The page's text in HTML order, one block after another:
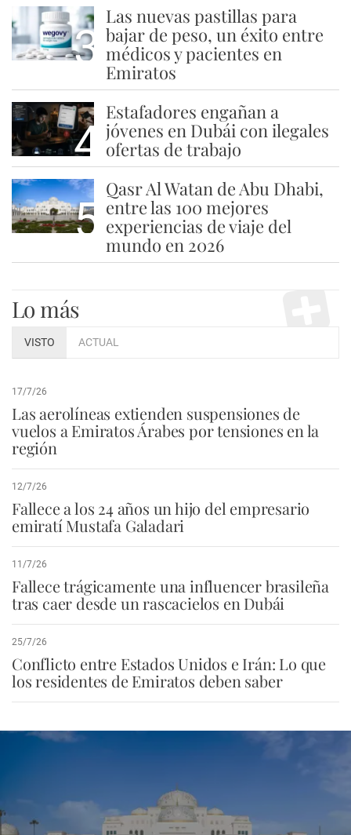
3
Las nuevas pastillas para
bajar de peso, un éxito entre
médicos y pacientes en
Emiratos
4
Estafadores engañan a
jóvenes en Dubái con ilegales
ofertas de trabajo
5
Qasr Al Watan de Abu Dhabi,
entre las 100 mejores
experiencias de viaje del
mundo en 2026
Lo más
VISTO ACTUAL
17/7/26
Las aerolíneas extienden suspensiones de
vuelos a Emiratos Árabes por tensiones en la
región
12/7/26
Fallece a los 24 años un hijo del empresario
emiratí Mustafa Galadari
11/7/26
Fallece trágicamente una influencer brasileña
tras caer desde un rascacielos en Dubái
25/7/26
Conflicto entre Estados Unidos e Irán: Lo que
los residentes de Emiratos deben saber